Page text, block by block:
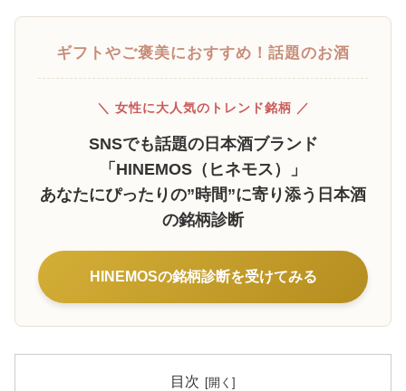
ギフトやご褒美におすすめ！話題のお酒
＼ 女性に大人気のトレンド銘柄 ／
SNSでも話題の日本酒ブランド
「HINEMOS（ヒネモス）」
あなたにぴったりの”時間”に寄り添う日本酒
の銘柄診断
HINEMOSの銘柄診断を受けてみる
目次